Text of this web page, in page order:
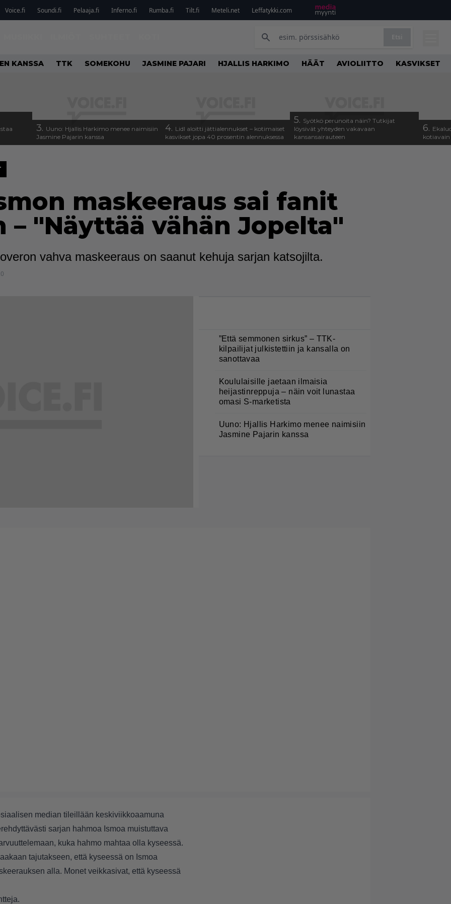
Voice.fi Soundi.fi Pelaaja.fi Inferno.fi Rumba.fi Tilt.fi Meteli.net Leffatykki.com
KANSSA TTK SOMEKOHU JASMINE PAJARI HJALLIS HARKIMO HÄÄT AVIOLIITTO KASVIKSET
3. Uuno: Hjallis Harkimo menee naimisiin
Jasmine Pajarin kanssa
4. Lidl aloitti jättialennukset – kotimaiset
kasvikset jopa 40 prosentin alennuksessa
5. Syötkö perunoita näin? Tutkijat
löysivät yhteyden vakavaan
kansansairauteen
6.
kotiavain
maskeeraus sai fanit
– "Näyttää vähän Jopelta"
vahva maskeeraus on saanut kehuja sarjan katsojilta.
”Että semmonen sirkus” – TTK-
kilpailijat julkistettiin ja kansalla on
sanottavaa
Koululaisille jaetaan ilmaisia
heijastinreppuja – näin voit lunastaa
omasi S-marketista
Uuno: Hjallis Harkimo menee naimisiin
Jasmine Pajarin kanssa
median tileillään keskiviikkoaamuna
sarjan hahmoa Ismoa muistuttava
kuka hahmo mahtaa olla kyseessä.
tajutakseen, että kyseessä on Ismoa
alla. Monet veikkasivat, että kyseessä